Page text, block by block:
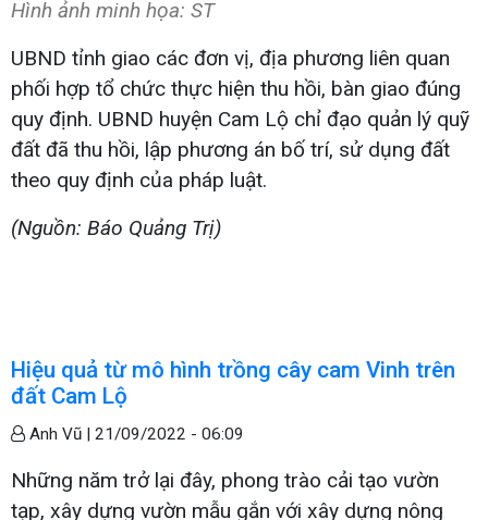
Hình ảnh minh họa: ST
UBND tỉnh giao các đơn vị, địa phương liên quan
phối hợp tổ chức thực hiện thu hồi, bàn giao đúng
quy định. UBND huyện Cam Lộ chỉ đạo quản lý quỹ
đất đã thu hồi, lập phương án bố trí, sử dụng đất
theo quy định của pháp luật.
(Nguồn: Báo Quảng Trị)
Hiệu quả từ mô hình trồng cây cam Vinh trên
đất Cam Lộ
Anh Vũ | 21/09/2022 - 06:09
Những năm trở lại đây, phong trào cải tạo vườn
tạp, xây dựng vườn mẫu gắn với xây dựng nông